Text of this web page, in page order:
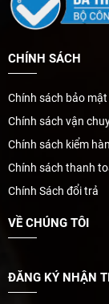
CHÍNH SÁCH
Chính sách bảo mật
Chính sách vận
Chính sách kiểm
Chính sách thanh
Chính Sách đổi trả
VỀ CHÚNG TÔI
ĐĂNG KÝ NHẬN